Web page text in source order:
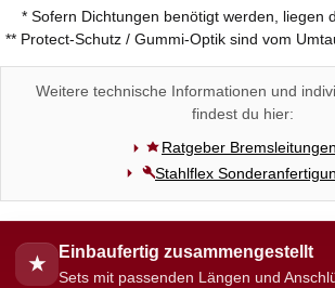
* Sofern Dichtungen benötigt werden, liegen
** Protect-Schutz / Gummi-Optik sind vom
Weitere technische Informationen und
findest du hier:
Ratgeber Bremsleitungen
Stahlflex
★
Einbaufertig zusammengestellt
Sets mit passenden Längen und